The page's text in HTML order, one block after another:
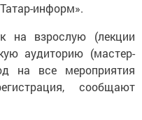
информ».
на взрослую (лекции
аудиторию (мастер-
на все мероприятия
сообщают